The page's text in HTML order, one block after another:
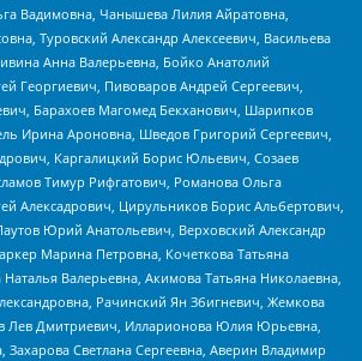
Вадимовна, Чанышева Лилия Айратовна,
Туровский Александр Алексеевич, Васильева
Анна Валерьевна, Бойко Анатолий
Георгиевич, Пивоваров Андрей Сергеевич,
Барахоев Магомед Бекханович, Шарипков
Ирина Ароновна, Шведов Григорий Сергеевич,
Каргалицкий Борис Юльевич, Созаев
Тимур Рифгатович, Романова Ольга
Алексадрович, Цирульников Борис Альбертович,
Юрий Анатольевич, Верховский Александр
Марина Петровна, Кочеткова Татьяна
Валерьевна, Акимова Татьяна Николаевна,
Рачинский Ян Збигневич, Жемкова
Лев Дмитриевич, Илларионова Юлия Юрьевна,
Захарова Светлана Сергеевна, Аверин Владимир